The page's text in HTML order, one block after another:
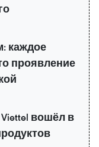
каждое
проявление
вошёл в